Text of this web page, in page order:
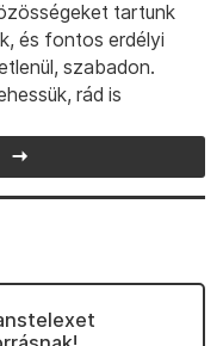
tartunk
és fontos erdélyi
szabadon.
rád is